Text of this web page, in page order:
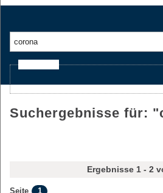
Suchergebnisse für: "
Ergebnisse 1 - 2
Seite
1